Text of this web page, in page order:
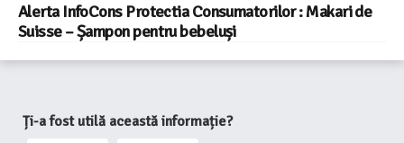
Alerta InfoCons Protectia Consumatorilor : Makari de
Suisse – Șampon pentru bebeluși
Ți-a fost utilă această informație?